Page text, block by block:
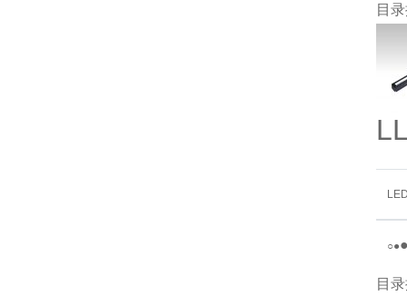
目
○●
目